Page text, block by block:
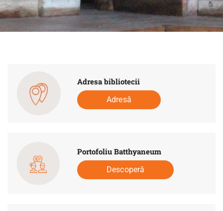
Adresa bibliotecii
Adresă
Portofoliu Batthyaneum
Descoperă